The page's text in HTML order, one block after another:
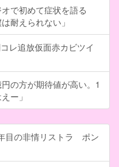
で初めて症状を語る
耐えられない」
レ追放仮面赤カビツイ
の方が期待値が高い。1
ー」
目の非情リストラ ポン